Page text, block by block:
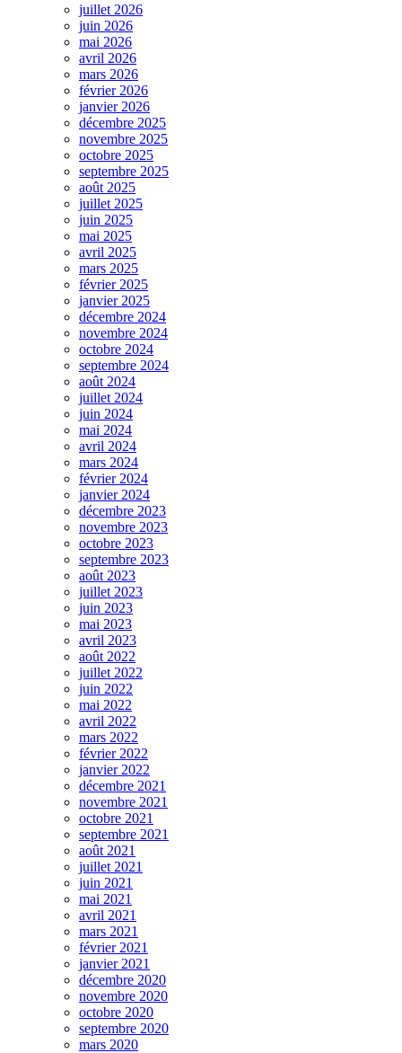
juillet 2026
juin 2026
mai 2026
avril 2026
mars 2026
février 2026
janvier 2026
décembre 2025
novembre 2025
octobre 2025
septembre 2025
août 2025
juillet 2025
juin 2025
mai 2025
avril 2025
mars 2025
février 2025
janvier 2025
décembre 2024
novembre 2024
octobre 2024
septembre 2024
août 2024
juillet 2024
juin 2024
mai 2024
avril 2024
mars 2024
février 2024
janvier 2024
décembre 2023
novembre 2023
octobre 2023
septembre 2023
août 2023
juillet 2023
juin 2023
mai 2023
avril 2023
août 2022
juillet 2022
juin 2022
mai 2022
avril 2022
mars 2022
février 2022
janvier 2022
décembre 2021
novembre 2021
octobre 2021
septembre 2021
août 2021
juillet 2021
juin 2021
mai 2021
avril 2021
mars 2021
février 2021
janvier 2021
décembre 2020
novembre 2020
octobre 2020
septembre 2020
mars 2020